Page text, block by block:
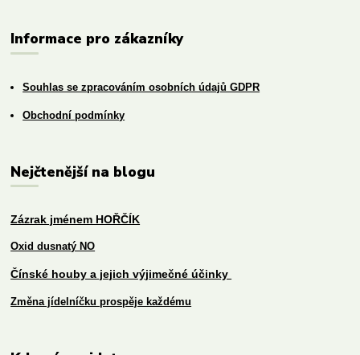
Informace pro zákazníky
Souhlas se zpracováním osobních údajů GDPR
Obchodní podmínky
Nejčtenější na blogu
Zázrak jménem HOŘČÍK
Oxid dusnatý NO
Čínské houby a jejich výjimečné účinky
Změna jídelníčku prospěje každému